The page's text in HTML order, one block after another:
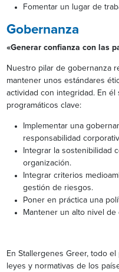
Fomentar un lugar de
Gobernanza
«Generar confianza con las
Nuestro pilar de gobernanza
mantener unos estándares
actividad con integridad. En
programáticos clave:
Implementar una
responsabilidad
Integrar la sostenibilidad
organización.
Integrar criterios
gestión de riesgos.
Poner en práctica una
Mantener un alto nivel
En Stallergenes Greer, todo
leyes y normativas de los